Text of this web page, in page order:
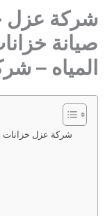
شركة عزل
صيانة
المياه –
شركة عزل خزانات